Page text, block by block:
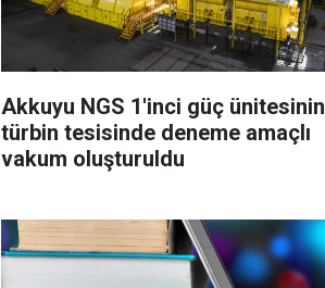
Akkuyu NGS 1'inci güç ünitesinin
türbin tesisinde deneme amaçlı
vakum oluşturuldu